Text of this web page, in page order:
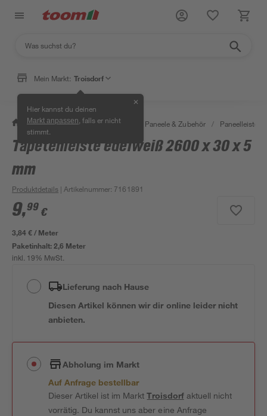
Mein Markt: Troisdorf
Hier kannst du deinen
Markt anpassen , falls er nicht
stimmt.
✕
/ Bauen & Renovieren / Holz Paneele & Zubehör / Paneelleisten
Tapetenleiste edelweiß 2600 x 30 x 5
mm
Produktdetails | Artikelnummer: 7161891
9,99 €
3,84 € / Meter
Paketinhalt:2,6 Meter
inkl. 19% MwSt.
Lieferung nach Hause
Diesen Artikel können wir dir online leider nicht
anbieten.
Abholung im Markt
Auf Anfrage bestellbar
Dieser Artikel ist im MarktTroisdorfaktuell nicht
vorrätig. Du kannst uns aber eine Anfrage